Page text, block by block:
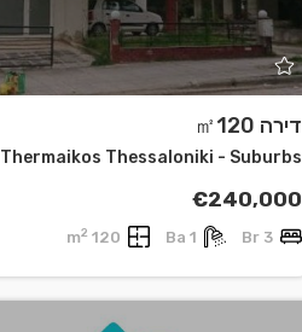
דירה ㎡120
Thermaikos Thessaloniki - Suburbs
€240,000
3 Br
1 Ba
120 m
2